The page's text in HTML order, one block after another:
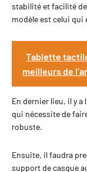
stabilité et facilité
modèle est celui qui
Tablette
meilleurs de
En dernier lieu, il y
qui nécessite de
robuste.
Ensuite, il faudra
support de casque